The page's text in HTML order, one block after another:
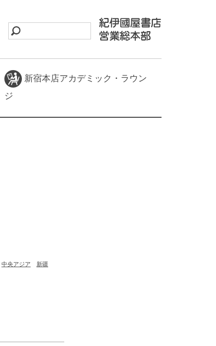
新宿本店アカデミック・ラウン
ジ
中央アジア
新疆